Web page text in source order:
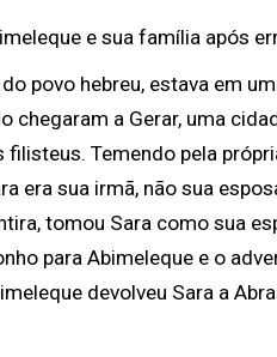
e sua família após
povo hebreu, estava em
chegaram a Gerar, uma
filisteus. Temendo pela
era sua irmã, não sua
tomou Sara como sua
para Abimeleque e o
devolveu Sara a